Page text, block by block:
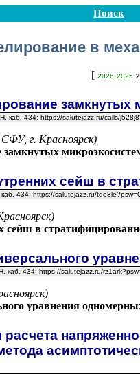
Поиск
в
[ 2026 2025
замкнутых
434; https://salutejazz.ru/calls/
г. Красноярск)
сейш в
434; https://salutejazz.ru/
в
434; https://salutejazz.ru/
уравнения